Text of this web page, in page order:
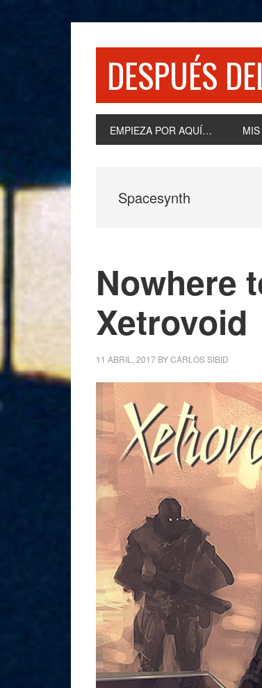
DESPUÉS
EMPIEZA POR AQUÍ…
Spacesynth
Nowhere
Xetrovoid
11 ABRIL, 2017 BYCARLOS SIBID